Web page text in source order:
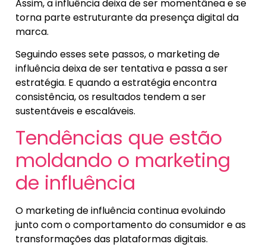
Assim, a influência deixa de ser momentânea e se
torna parte estruturante da presença digital da
marca.
Seguindo esses sete passos, o marketing de
influência deixa de ser tentativa e passa a ser
estratégia. E quando a estratégia encontra
consistência, os resultados tendem a ser
sustentáveis e escaláveis.
Tendências que estão
moldando o marketing
de influência
O marketing de influência continua evoluindo
junto com o comportamento do consumidor e as
transformações das plataformas digitais.